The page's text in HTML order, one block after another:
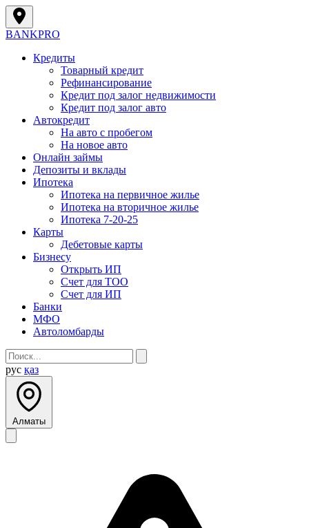
BANKPRO
Кредиты
Товарный кредит
Рефинансирование
Кредит под залог недвижимости
Кредит под залог авто
Автокредит
На авто с пробегом
На новое авто
Онлайн займы
Депозиты и вклады
Ипотека
Ипотека на первичное жилье
Ипотека на вторичное жилье
Ипотека 7-20-25
Карты
Дебетовые карты
Бизнесу
Открыть ИП
Cчет для ТОО
Счет для ИП
Банки
МФО
Автоломбарды
рус қаз
Алматы